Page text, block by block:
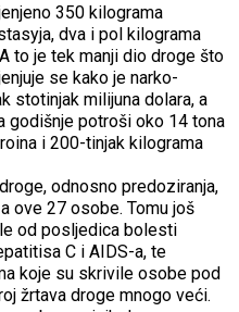
350 kilograma
dva i pol kilograma
to je tek manji dio droge što
se kako je narko-
stotinjak milijuna dolara, a
godišnje potroši oko 14 tona
i 200-tinjak kilograma
odnosno predoziranja,
ove 27 osobe. Tomu još
od posljedica bolesti
C i AIDS-a, te
koje su skrivile osobe pod
žrtava droge mnogo veći.